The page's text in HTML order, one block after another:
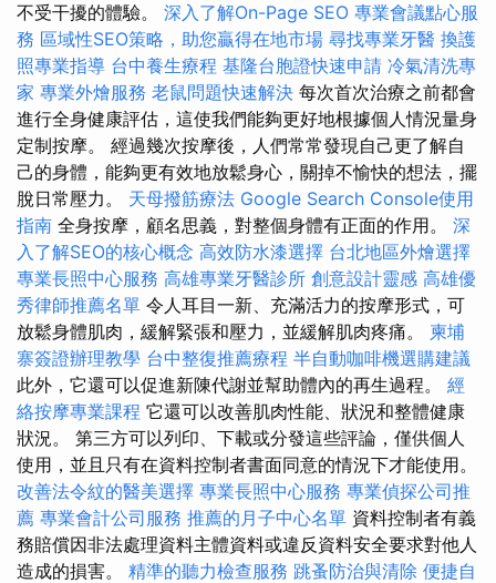
不受干擾的體驗。 深入了解On-Page SEO 專業會議點心服
務 區域性SEO策略，助您贏得在地市場 尋找專業牙醫 換護
照專業指導 台中養生療程 基隆台胞證快速申請 冷氣清洗專
家 專業外燴服務 老鼠問題快速解決 每次首次治療之前都會
進行全身健康評估，這使我們能夠更好地根據個人情況量身
定制按摩。 經過幾次按摩後，人們常常發現自己更了解自
己的身體，能夠更有效地放鬆身心，關掉不愉快的想法，擺
脫日常壓力。 天母撥筋療法 Google Search Console使用
指南 全身按摩，顧名思義，對整個身體有正面的作用。 深
入了解SEO的核心概念 高效防水漆選擇 台北地區外燴選擇
專業長照中心服務 高雄專業牙醫診所 創意設計靈感 高雄優
秀律師推薦名單 令人耳目一新、充滿活力的按摩形式，可
放鬆身體肌肉，緩解緊張和壓力，並緩解肌肉疼痛。 柬埔
寨簽證辦理教學 台中整復推薦療程 半自動咖啡機選購建議
此外，它還可以促進新陳代謝並幫助體內的再生過程。 經
絡按摩專業課程 它還可以改善肌肉性能、狀況和整體健康
狀況。 第三方可以列印、下載或分發這些評論，僅供個人
使用，並且只有在資料控制者書面同意的情況下才能使用。
改善法令紋的醫美選擇 專業長照中心服務 專業偵探公司推
薦 專業會計公司服務 推薦的月子中心名單 資料控制者有義
務賠償因非法處理資料主體資料或違反資料安全要求對他人
造成的損害。 精準的聽力檢查服務 跳蚤防治與清除 便捷自